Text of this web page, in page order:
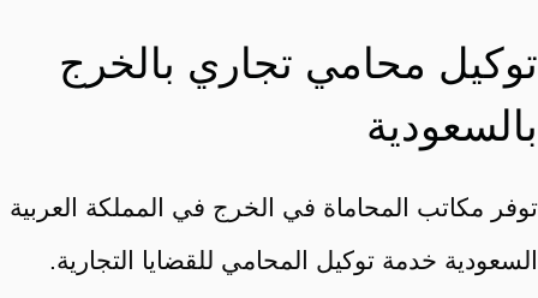
توكيل محامي تجاري بالخرج
بالسعودية
توفر مكاتب المحاماة في الخرج في المملكة العربية
السعودية خدمة توكيل المحامي للقضايا التجارية.